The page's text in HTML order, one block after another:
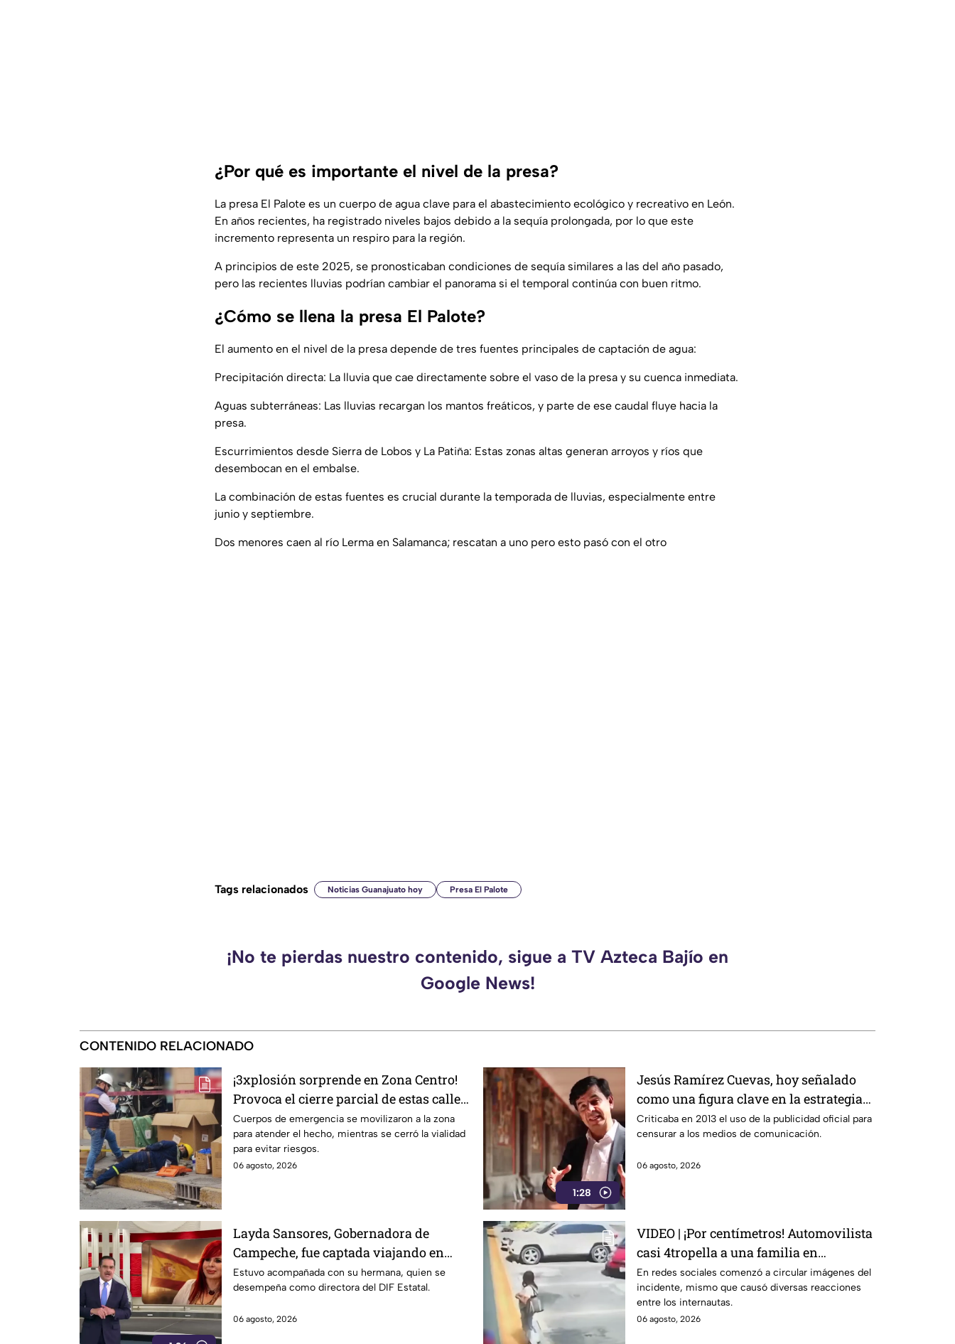
¿Por qué es importante el nivel de la presa?
La presa El Palote es un cuerpo de agua clave para el abastecimiento ecológico y recreativo en León.
En años recientes, ha registrado niveles bajos debido a la sequía prolongada, por lo que este
incremento representa un respiro para la región.
A principios de este 2025, se pronosticaban condiciones de sequía similares a las del año pasado,
pero las recientes lluvias podrían cambiar el panorama si el temporal continúa con buen ritmo.
¿Cómo se llena la presa El Palote?
El aumento en el nivel de la presa depende de tres fuentes principales de captación de agua:
Precipitación directa: La lluvia que cae directamente sobre el vaso de la presa y su cuenca inmediata.
Aguas subterráneas: Las lluvias recargan los mantos freáticos, y parte de ese caudal fluye hacia la
presa.
Escurrimientos desde Sierra de Lobos y La Patiña: Estas zonas altas generan arroyos y ríos que
desembocan en el embalse.
La combinación de estas fuentes es crucial durante la temporada de lluvias, especialmente entre
junio y septiembre.
Dos menores caen al río Lerma en Salamanca; rescatan a uno pero esto pasó con el otro
Tags relacionados Noticias Guanajuato hoy Presa El Palote
¡No te pierdas nuestro contenido, sigue a TV Azteca Bajío en
Google News!
CONTENIDO RELACIONADO
¡3xplosión sorprende en Zona Centro!
Provoca el cierre parcial de estas calles
de León
Cuerpos de emergencia se movilizaron a la zona
para atender el hecho, mientras se cerró la vialidad
para evitar riesgos.
06 agosto, 2026
1:28
Jesús Ramírez Cuevas, hoy señalado
como una figura clave en la estrategia
de censura del gobierno
Criticaba en 2013 el uso de la publicidad oficial para
censurar a los medios de comunicación.
06 agosto, 2026
Layda Sansores, Gobernadora de
Campeche, fue captada viajando en
primera clase rumbo a Madrid
Estuvo acompañada con su hermana, quien se
desempeña como directora del DIF Estatal.
06 agosto, 2026
VIDEO | ¡Por centímetros! Automovilista
casi 4tropella a una familia en
reconocida plaza comercial
En redes sociales comenzó a circular imágenes del
incidente, mismo que causó diversas reacciones
entre los internautas.
06 agosto, 2026